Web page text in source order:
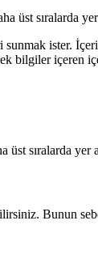
üst sıralarda
ister.
bilgiler içeren
üst sıralarda yer
Bunun